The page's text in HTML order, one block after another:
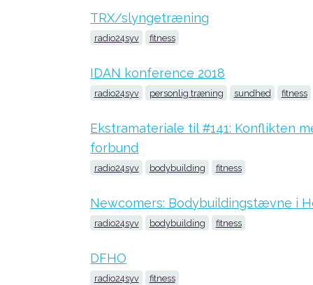
TRX/slyngetræning
radio24syv fitness
IDAN konference 2018
radio24syv personlig træning sundhed fitness
Ekstramateriale til #141: Konflikten
forbund
radio24syv bodybuilding fitness
Newcomers: Bodybuildingstævne i
radio24syv bodybuilding fitness
DFHO
radio24syv fitness